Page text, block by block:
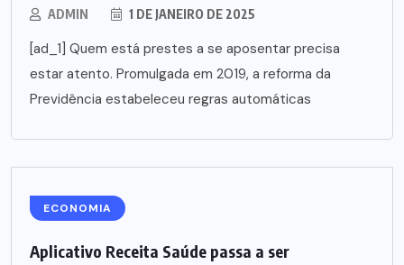
ADMIN 1 DE JANEIRO DE 2025
[ad_1] Quem está prestes a se aposentar precisa
estar atento. Promulgada em 2019, a reforma da
Previdência estabeleceu regras automáticas
ECONOMIA
Aplicativo Receita Saúde passa a ser